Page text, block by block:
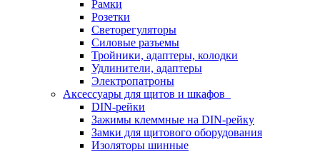
Рамки
Розетки
Светорегуляторы
Силовые разъемы
Тройники, адаптеры, колодки
Удлинители, адаптеры
Электропатроны
Аксессуары для щитов и шкафов
DIN-рейки
Зажимы клеммные на DIN-рейку
Замки для щитового оборудования
Изоляторы шинные